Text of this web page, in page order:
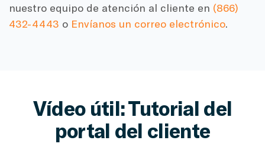
nuestro equipo de atención al cliente en (866)
432-4443 o Envíanos un correo electrónico.
Vídeo útil: Tutorial del
portal del cliente